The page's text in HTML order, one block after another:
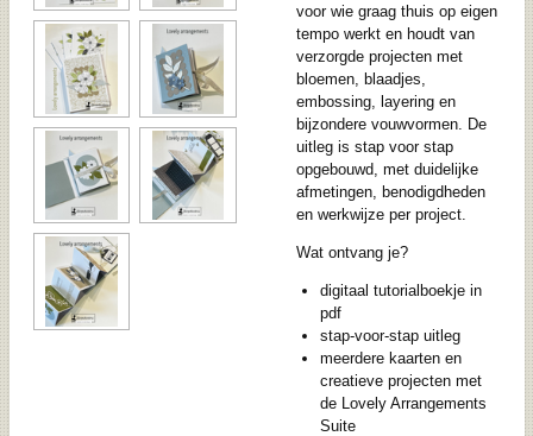
voor wie graag thuis op eigen
tempo werkt en houdt van
verzorgde projecten met
bloemen, blaadjes,
embossing, layering en
bijzondere vouwvormen. De
uitleg is stap voor stap
opgebouwd, met duidelijke
afmetingen, benodigdheden
en werkwijze per project.
Wat ontvang je?
digitaal tutorialboekje in
pdf
stap-voor-stap uitleg
meerdere kaarten en
creatieve projecten met
de Lovely Arrangements
Suite